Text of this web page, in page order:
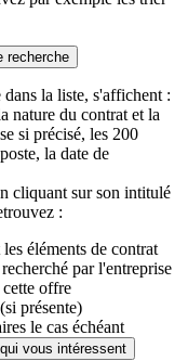
recherche
la liste, s'affichent :
nature du contrat et la
si précisé, les 200
la date de
cliquant sur son intitulé
:
éléments de contrat
par l'entreprise
offre
présente)
le cas échéant
vous intéressent